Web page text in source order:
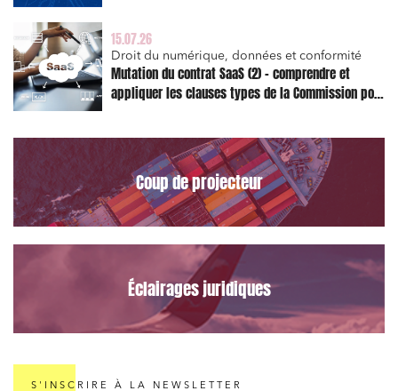
15.07.26
Droit du numérique, données et conformité
Mutation du contrat SaaS (2) – comprendre et
appliquer les clauses types de la Commission pour
Coup de projecteur
Éclairages juridiques
S'INSCRIRE À LA NEWSLETTER